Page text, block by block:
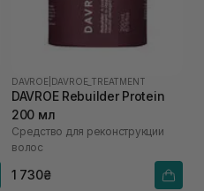
DAVROE DAVROE_TREATMENT
DAVROE Rebuilder Protein
200 мл
Средство для реконструкции
волос
1 730₴